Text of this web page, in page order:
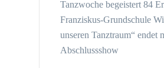
Tanzwoche begeistert 84
Franziskus-Grundschule
unseren Tanztraum“ endet
Abschlussshow